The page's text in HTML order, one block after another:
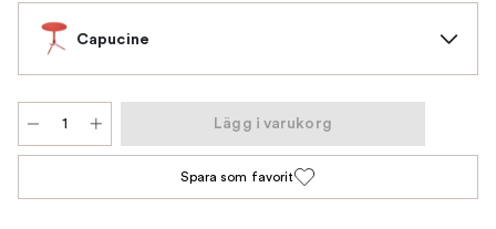
Capucine
Lägg i varukorg
Spara som favorit